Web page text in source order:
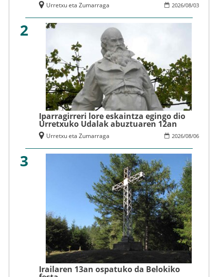
2026/08/03
Urretxu eta Zumarraga
2
Iparragirreri lore eskaintza egingo dio
Urretxuko Udalak abuztuaren 12an
2026/08/06
Urretxu eta Zumarraga
3
Irailaren 13an ospatuko da Belokiko